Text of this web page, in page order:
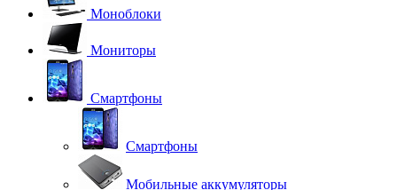
Моноблоки
Мониторы
Смартфоны
Смартфоны
Мобильные аккумуляторы